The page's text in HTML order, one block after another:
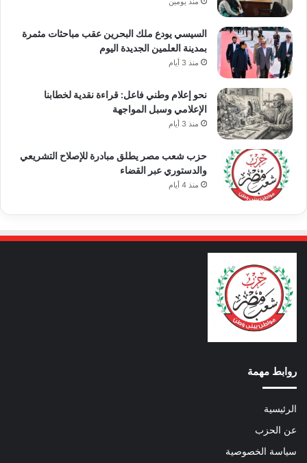
السيسي يودع ملك البحرين عقب مباحثات مثمرة
بمدينة العلمين الجديدة اليوم
منذ 3 أيام
نحو إعلام وطني فاعل: قراءة نقدية لخطابنا
الإعلامي وسبل المواجهة
منذ 3 أيام
حزب شعب مصر يطلق مبادرة للإصلاح التشريعي
والدستوري عبر القضاء
منذ 4 أيام
روابط مهمة
الرئيسية
عن الحزب
سياسة الخصوصية